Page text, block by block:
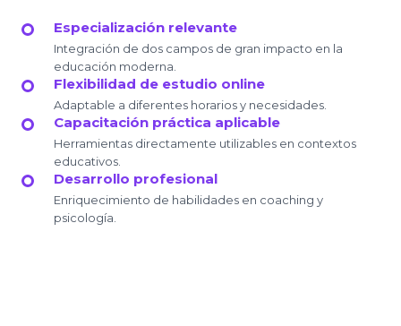
Especialización relevante
Integración de dos campos de gran impacto en la
educación moderna.
Flexibilidad de estudio online
Adaptable a diferentes horarios y necesidades.
Capacitación práctica aplicable
Herramientas directamente utilizables en contextos
educativos.
Desarrollo profesional
Enriquecimiento de habilidades en coaching y
psicología.